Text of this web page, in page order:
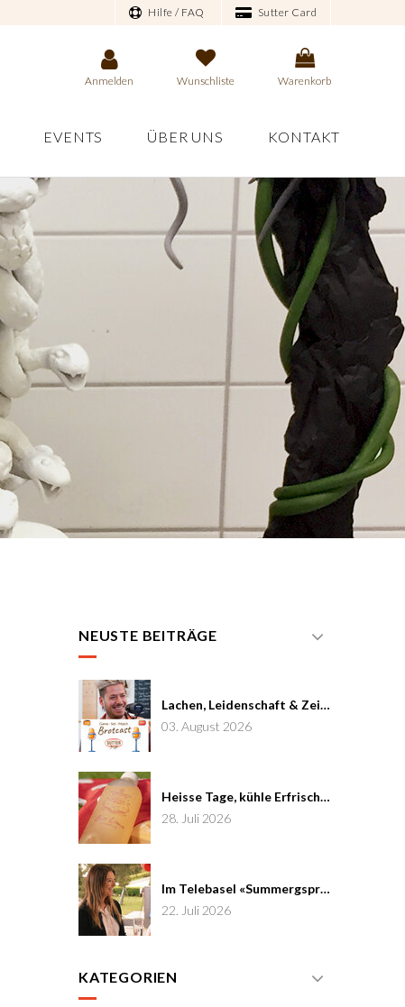
Hilfe / FAQ Sutter Card
Anmelden Wunschliste Warenkorb
EVENTS ÜBER UNS KONTAKT
NEUSTE BEITRÄGE
Lachen, Leidenschaft & Zeit: Joël von Mutzenbecher im Brotcast #7
03. August 2026
Heisse Tage, kühle Erfrischung
28. Juli 2026
Im Telebasel «Summergspröch» zu Gast
22. Juli 2026
KATEGORIEN